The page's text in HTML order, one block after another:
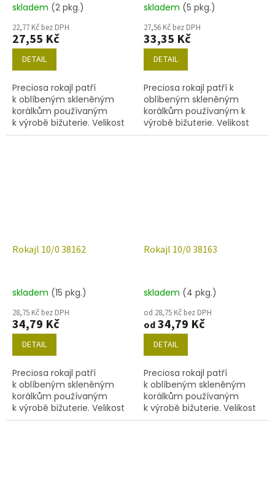
skladem (2 pkg.)
22,77 Kč bez DPH
27,55 Kč
DETAIL
Preciosa rokajl patří
k oblíbeným skleněným
korálkům používaným
k výrobě bižuterie. Velikost
10/0 (2,2-2,4mm), barva
skladem (5 pkg.)
27,56 Kč bez DPH
33,35 Kč
DETAIL
Preciosa rokajl patří k
oblíbeným skleněným
korálkům používaným k
výrobě bižuterie. Velikost
10/0 (2,2-2,4mm), barva
Rokajl 10/0 38162
skladem (15 pkg.)
28,75 Kč bez DPH
34,79 Kč
DETAIL
Preciosa rokajl patří
k oblíbeným skleněným
korálkům používaným
k výrobě bižuterie. Velikost
10/0 (2,2-2,4mm), barva
Rokajl 10/0 38163
skladem (4 pkg.)
od 28,75 Kč bez DPH
od34,79 Kč
DETAIL
Preciosa rokajl patří
k oblíbeným skleněným
korálkům používaným
k výrobě bižuterie. Velikost
10/0 (2,2-2,4 mm), barva